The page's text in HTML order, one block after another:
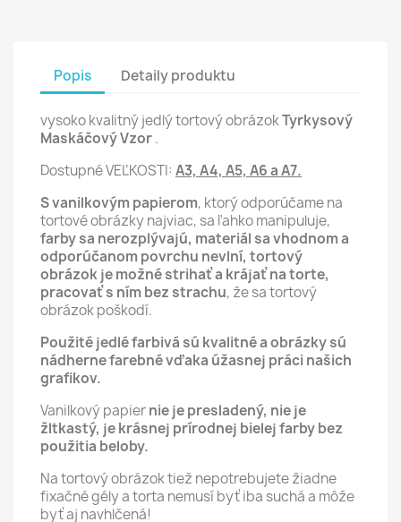
Popis Detaily produktu
vysoko kvalitný jedlý tortový obrázokTyrkysový
Maskáčový Vzor.
Dostupné VEĽKOSTI: A3, A4, A5, A6 a A7.
S vanilkovým papierom, ktorý odporúčame na
tortové obrázky najviac, sa ľahko manipuluje,
farby sa nerozplývajú, materiál sa vhodnom a
odporúčanom povrchu nevlní, tortový
obrázok je možné strihať a krájať na torte,
pracovať s ním bez strachu, že sa tortový
obrázok poškodí.
Použité jedlé farbivá sú kvalitné a obrázky sú
nádherne farebné vďaka úžasnej práci našich
grafikov.
Vanilkový papiernie je presladený, nie je
žltkastý, je krásnej prírodnej bielej farby bez
použitia beloby.
Na tortový obrázok tiež nepotrebujete žiadne
fixačné gély a torta nemusí byť iba suchá a môže
byť aj navhlčená!